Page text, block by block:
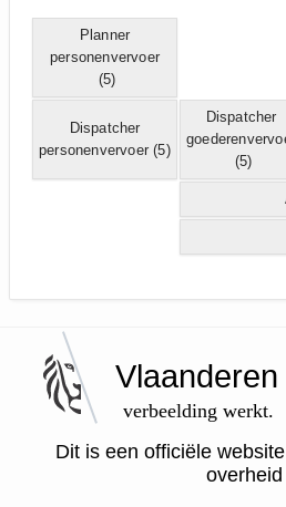
Planner
personenvervoer
(5)
Dispatcher
personenvervoer (5)
Dispatcher
(5)
Vlaanderen
verbeelding werkt.
Dit is een officiële
overheid